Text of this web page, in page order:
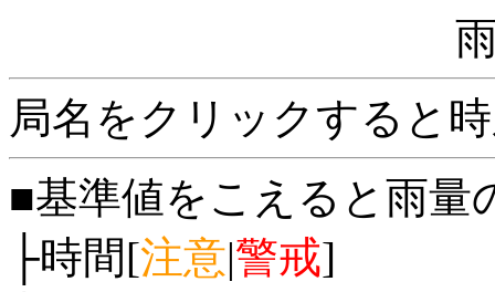
局名をクリックすると
■基準値をこえると雨量
├時間[注意|警戒]